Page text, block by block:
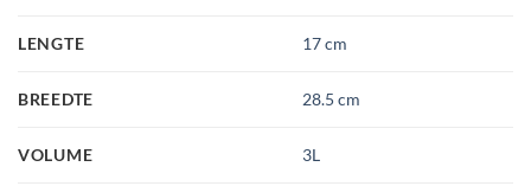
LENGTE 17 cm
BREEDTE 28.5 cm
VOLUME 3L